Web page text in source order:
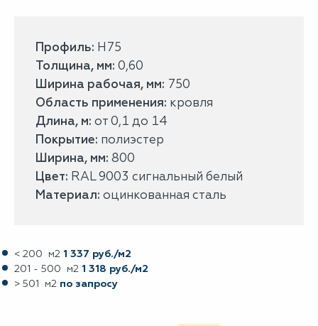
Профиль: Н75
Толщина, мм: 0,60
Ширина рабочая, мм: 750
Область применения: кровля
Длина, м: от 0,1 до 14
Покрытие: полиэстер
Ширина, мм: 800
Цвет: RAL 9003 сигнальный белый
Материал: оцинкованная сталь
< 200 м2 1 337 руб./м2
201 - 500 м2 1 318 руб./м2
> 501 м2 по запросу